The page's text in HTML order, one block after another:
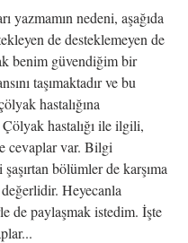
yazmamın nedeni, aşağıda
de desteklemeyen de
benim güvendiğim bir
taşımaktadır ve bu
hastalığına
hastalığı ile ilgili,
cevaplar var. Bilgi
bölümler de karşıma
Heyecanla
de paylaşmak istedim. İşte